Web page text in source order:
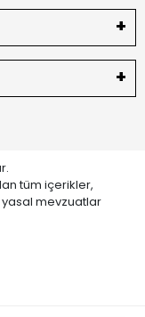
tüm içerikler,
mevzuatlar